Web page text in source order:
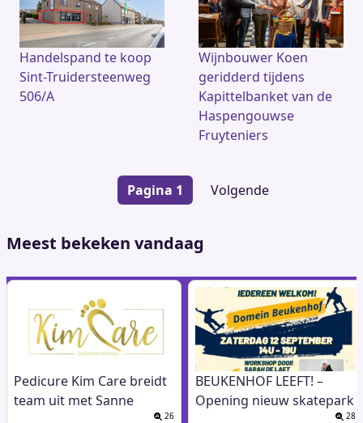
Handelspand te koop
Sint-Truidersteenweg
506/A
Wijnbouwer Koen
geridderd tijdens
Kapittelbanket van de
Haspengouwse
Fruyteniers
Pagina 1
Volgende
Volgende
Meest bekeken vandaag
Pedicure Kim Care breidt
team uit met Sanne
26
BEUKENHOF LEEFT! –
Opening nieuw skatepark
28